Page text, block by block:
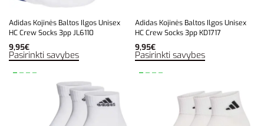
Adidas Kojinės Baltos Ilgos Unisex
HC Crew Socks 3pp JL6110
9,95€
Pasirinkti savybes
Adidas Kojinės Baltos Ilgos Unisex
HC Crew Socks 3pp KD1717
9,95€
Pasirinkti savybes